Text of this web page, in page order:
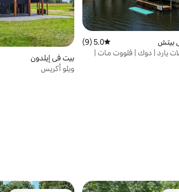
بيتش متوسط التقييم 5.0 من 5، 9 مراجعات
5.0 (9)
يارد | دوك | فلووت مات |
بيت في إيلدون
ويلو أكريس